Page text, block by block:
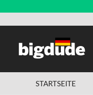
STARTSEITE